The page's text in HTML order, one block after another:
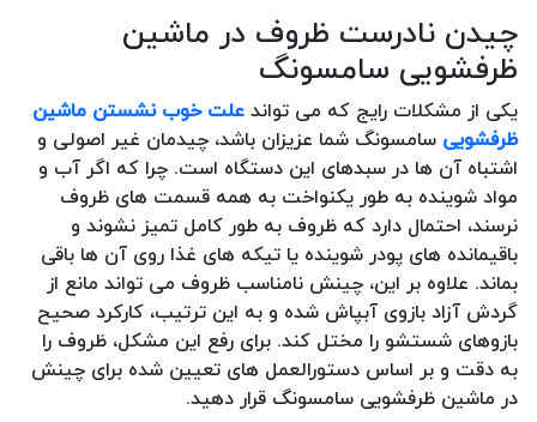
چیدن نادرست ظروف در ماشین
ظرفشویی سامسونگ
یکی از مشکلات رایج که می تواندعلت خوب نشستن ماشین
ظرفشویی سامسونگ شما عزیزان باشد، چیدمان غیر اصولی و
اشتباه آن ها در سبدهای این دستگاه است. چرا که اگر آب و
مواد شوینده به طور یکنواخت به همه قسمت های ظروف
نرسند، احتمال دارد که ظروف به طور کامل تمیز نشوند و
باقیمانده های پودر شوینده یا تیکه های غذا روی آن ها باقی
بماند. علاوه بر این، چینش نامناسب ظروف می تواند مانع از
گردش آزاد بازوی آبپاش شده و به این ترتیب، کارکرد صحیح
بازوهای شستشو را مختل کند. برای رفع این مشکل، ظروف را
به دقت و بر اساس دستورالعمل های تعیین شده برای چینش
در ماشین ظرفشویی سامسونگ قرار دهید.